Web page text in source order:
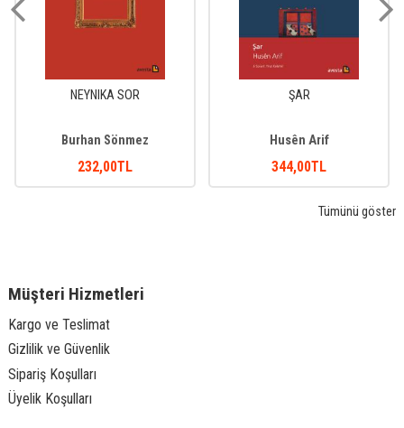
NEYNIKA SOR
Burhan Sönmez
232,00TL
ŞAR
Husên Arif
344,00TL
Tümünü göster
Müşteri Hizmetleri
Kargo ve Teslimat
Gizlilik ve Güvenlik
Sipariş Koşulları
Üyelik Koşulları